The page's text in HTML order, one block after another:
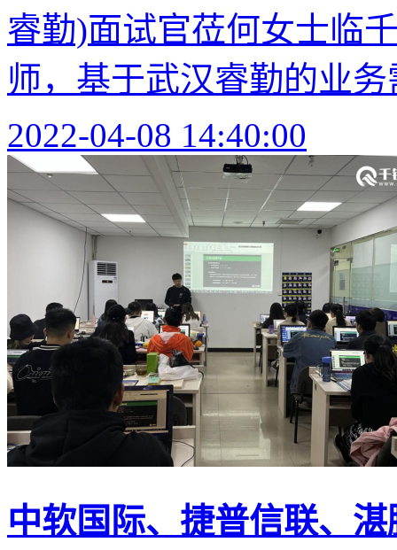
睿勤)面试官莅何女士临
师，基于武汉睿勤的业
2022-04-08 14:40:00
中软国际、捷普信联、